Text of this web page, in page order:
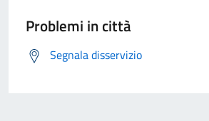
Problemi in città
Segnala disservizio